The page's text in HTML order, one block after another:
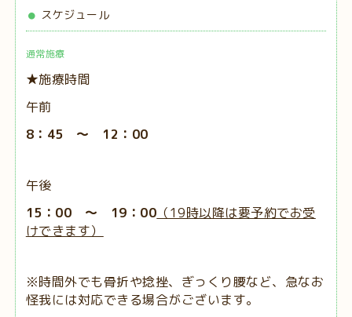
スケジュール
通常施療
★施療時間
午前
8：45 ～ 12：00
午後
15：00 ～ 19：00 （19時以降は要予約でお受
けできます）
※時間外でも骨折や捻挫、ぎっくり腰など、急なお
怪我には対応できる場合がございます。